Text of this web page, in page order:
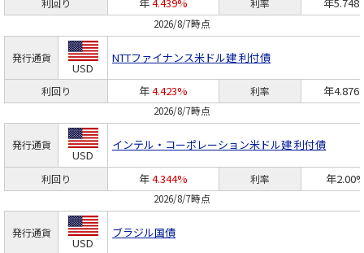
利回り 年4.439% 利率 年
2026/8/7時点
発行通貨
USD
NTTファイナンス米ドル建 利付債
利回り 年4.423% 利率 年
2026/8/7時点
発行通貨
USD
インテル・コーポレーション米ドル建 利付債
利回り 年4.344% 利率 年
2026/8/7時点
発行通貨
USD
ブラジル国債